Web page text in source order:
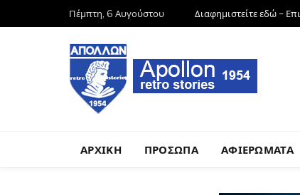
Πέμπτη, 6 Αυγούστου Διαφημιστείτε εδώ –
ΑΡΧΙΚΗ ΠΡΟΣΩΠΑ ΑΦΙΕΡΩΜΑΤΑ